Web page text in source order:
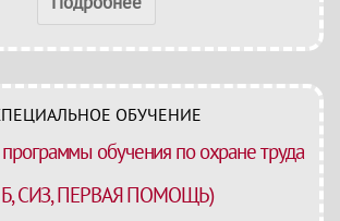
ОБУЧЕНИЕ
обучения по охране труда
Б, СИЗ, ПЕРВАЯ ПОМОЩЬ)